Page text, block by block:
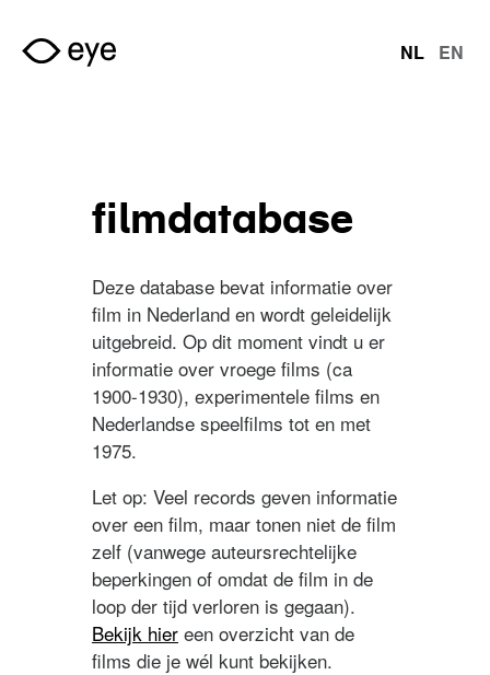
Overslaan en naar de inhoud gaan
talen
NL EN
filmdatabase
Deze database bevat informatie over
film in Nederland en wordt geleidelijk
uitgebreid. Op dit moment vindt u er
informatie over vroege films (ca
1900-1930), experimentele films en
Nederlandse speelfilms tot en met
1975.
Let op: Veel records geven informatie
over een film, maar tonen niet de film
zelf (vanwege auteursrechtelijke
beperkingen of omdat de film in de
loop der tijd verloren is gegaan).
Bekijk hier een overzicht van de
films die je wél kunt bekijken.